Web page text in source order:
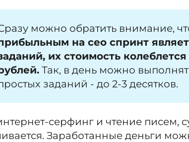
можно обратить внимание,
на сео спринт
их стоимость колеблется
Так, в день можно
заданий - до 2-3 десятков.
серфинг и чтение писем,
Заработанные деньги